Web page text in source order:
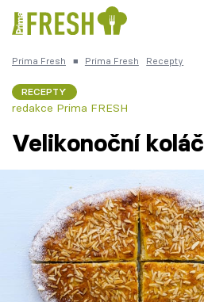
Česká kuchyně Čokoláda
Témata
Recepty
Články
Prima Fresh ■ Prima Fresh Recepty
RECEPTY
redakce Prima FRESH
Velikonoční koláč